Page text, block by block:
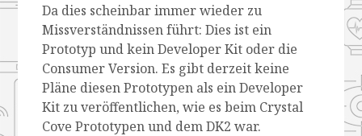
Da dies scheinbar immer wieder zu
Missverständnissen führt: Dies ist ein
Prototyp und kein Developer Kit oder die
Consumer Version. Es gibt derzeit keine
Pläne diesen Prototypen als ein Developer
Kit zu veröffentlichen, wie es beim Crystal
Cove Prototypen und dem DK2 war.